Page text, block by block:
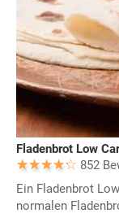
Fladenbrot Low
852
Ein Fladenbrot
normalen